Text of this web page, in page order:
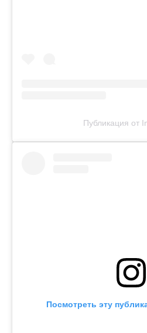
Публикация от
Посмотреть эту